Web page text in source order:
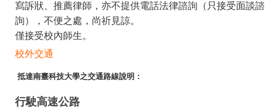
寫訴狀、推薦律師，亦不提供電話法律諮詢（只接受面談諮
詢），不便之處，尚祈見諒。
僅接受校內師生。
校外交通
抵達南臺科技大學之交通路線說明：
行駛高速公路